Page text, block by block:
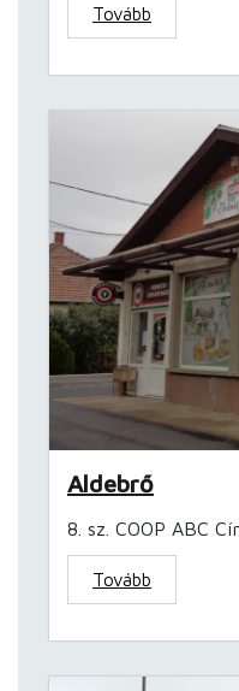
Tovább
Aldebrő
8. sz. COOP ABC
Tovább